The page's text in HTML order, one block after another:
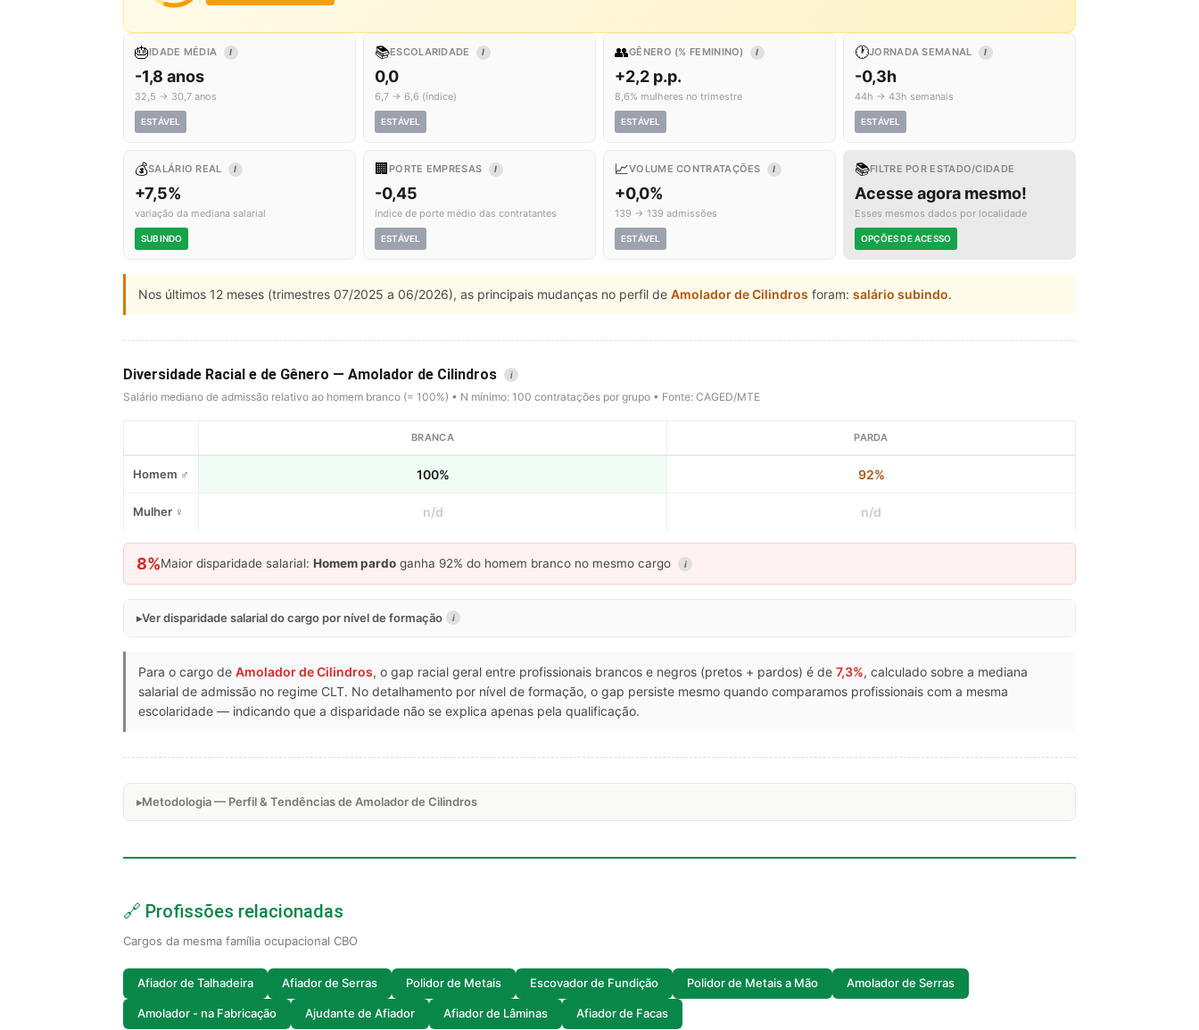
🎂IDADE MÉDIA I
-1,8 anos
32,5 → 30,7 anos
ESTÁVEL
📚ESCOLARIDADE I
0,0
6,7 → 6,6 (índice)
ESTÁVEL
👥GÊNERO (% FEMININO) I
+2,2 p.p.
8,6% mulheres no trimestre
ESTÁVEL
🕐JORNADA SEMANAL I
-0,3h
44h → 43h semanais
ESTÁVEL
💰SALÁRIO REAL I
+7,5%
variação da mediana salarial
SUBINDO
🏢 PORTE EMPRESAS I
-0,45
índice de porte médio das contratantes
ESTÁVEL
📈VOLUME CONTRATAÇÕES I
+0,0%
139 → 139 admissões
ESTÁVEL
📚FILTRE POR ESTADO/CIDADE
Acesse agora mesmo!
Esses mesmos dados por localidade
OPÇÕES DE ACESSO
Nos últimos 12 meses (trimestres 07/2025 a 06/2026), as principais mudanças no perfil de Amolador de Cilindros foram: salário subindo.
Diversidade Racial e de Gênero — Amolador de Cilindros i
Salário mediano de admissão relativo ao homem branco (= 100%) • N mínimo: 100 contratações por grupo • Fonte: CAGED/MTE
BRANCA PARDA
Homem ♂ 100% 92%
Mulher ♀ n/d n/d
8%Maior disparidade salarial: Homem pardo ganha 92% do homem branco no mesmo cargo i
Ver disparidade salarial do cargo por nível de formação i
Para o cargo de Amolador de Cilindros, o gap racial geral entre profissionais brancos e negros (pretos + pardos) é de 7,3%, calculado sobre a mediana
salarial de admissão no regime CLT. No detalhamento por nível de formação, o gap persiste mesmo quando comparamos profissionais com a mesma
escolaridade — indicando que a disparidade não se explica apenas pela qualificação.
Metodologia — Perfil & Tendências de Amolador de Cilindros
🔗 Profissões relacionadas
Cargos da mesma família ocupacional CBO
Afiador de Talhadeira Afiador de Serras Polidor de Metais Escovador de Fundição Polidor de Metais a Mão Amolador de Serras
Amolador - na Fabricação Ajudante de Afiador Afiador de Lâminas Afiador de Facas